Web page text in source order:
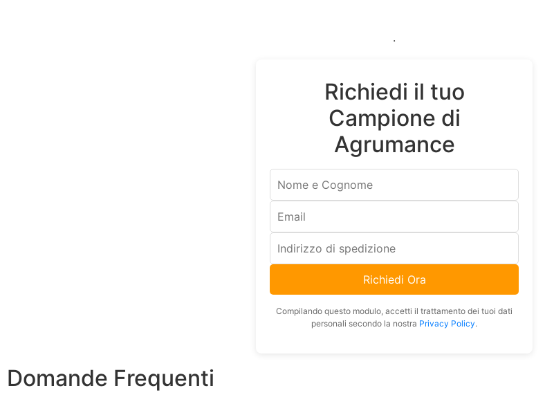
.
Richiedi il tuo
Campione di
Agrumance
Richiedi Ora
Compilando questo modulo, accetti il trattamento dei tuoi dati
personali secondo la nostra Privacy Policy.
Domande Frequenti